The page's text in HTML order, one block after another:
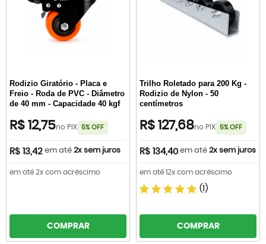
Rodizio Giratório - Placa e
Freio - Roda de PVC - Diâmetro
de 40 mm - Capacidade 40 kgf
R$ 12,75no PIX 5% OFF
R$ 13,42 em até 2x sem juros
em até 2x com acréscimo
COMPRAR
Trilho Roletado para 200 Kg -
Rodizio de Nylon - 50
centímetros
R$ 127,68no PIX 5% OFF
R$ 134,40 em até 2x sem juros
em até 12x com acréscimo
(1)
COMPRAR